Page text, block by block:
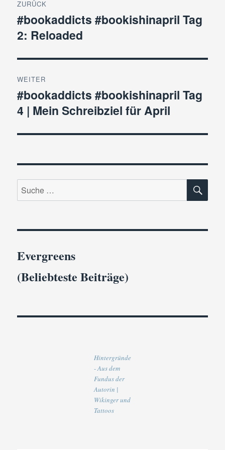
ZURÜCK
Vorheriger
Beitrag:
#bookaddicts #bookishinapril Tag
2: Reloaded
WEITER
Nächster
Beitrag:
#bookaddicts #bookishinapril Tag
4 | Mein Schreibziel für April
Suche
nach:
Evergreens
(Beliebteste Beiträge)
Hintergründe
- Aus dem
Fundus der
Autorin |
Wikinger und
Tattoos